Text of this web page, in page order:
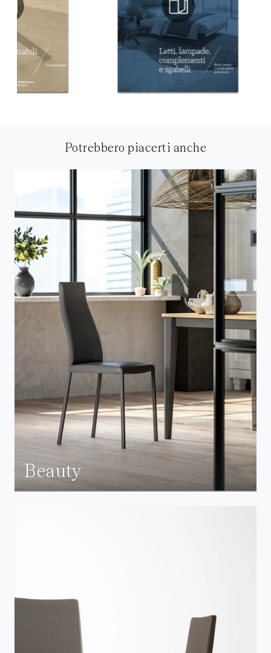
Potrebbero piacerti anche
Beauty